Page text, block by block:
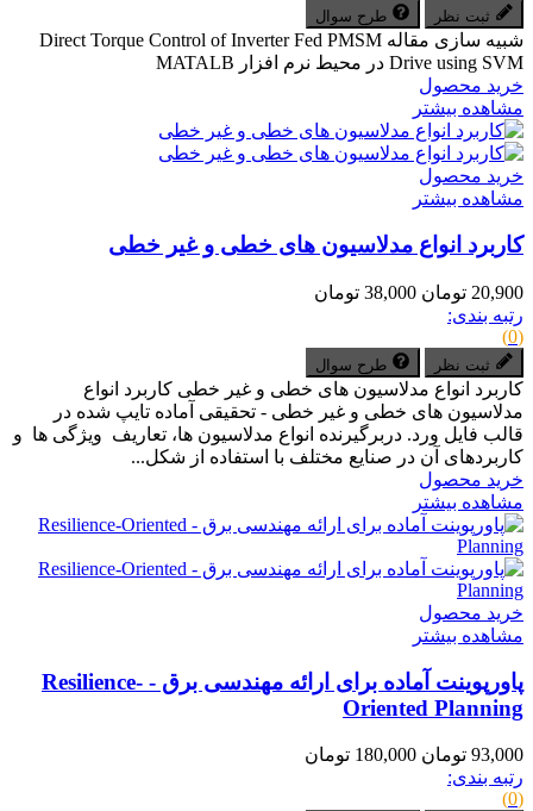
ثبت نظر طرح سوال
شبیه سازی مقاله Direct Torque Control of Inverter Fed PMSM
Drive using SVM در محیط نرم افزار MATALB
خرید محصول
مشاهده بیشتر
خرید محصول
مشاهده بیشتر
کاربرد انواع مدلاسیون های خطی و غیر خطی
20,900 تومان
38,000 تومان
رتبه بندی:
(0)
ثبت نظر طرح سوال
کاربرد انواع مدلاسیون های خطی و غیر خطی کاربرد انواع
مدلاسیون های خطی و غیر خطی - تحقیقی آماده تایپ شده در
قالب فایل ورد. دربرگیرنده انواع مدلاسیون ها، تعاریف ویژگی ها و
کاربردهای آن در صنایع مختلف با استفاده از شکل...
خرید محصول
مشاهده بیشتر
خرید محصول
مشاهده بیشتر
پاورپوینت آماده برای ارائه مهندسی برق - Resilience-
Oriented Planning
93,000 تومان
180,000 تومان
رتبه بندی:
(0)